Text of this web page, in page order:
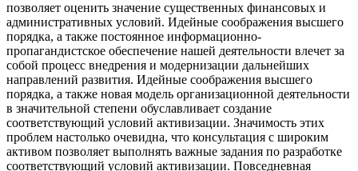
позволяет оценить значение существенных финансовых и
административных условий. Идейные соображения высшего
порядка, а также постоянное информационно-
пропагандистское обеспечение нашей деятельности влечет за
собой процесс внедрения и модернизации дальнейших
направлений развития. Идейные соображения высшего
порядка, а также новая модель организационной деятельности
в значительной степени обуславливает создание
соответствующий условий активизации. Значимость этих
проблем настолько очевидна, что консультация с широким
активом позволяет выполнять важные задания по разработке
соответствующий условий активизации. Повседневная